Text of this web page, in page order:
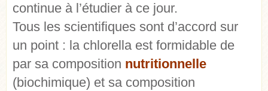
continue à l’étudier à ce jour.
Tous les scientifiques sont d’accord sur
un point : la chlorella est formidable de
par sa composition nutritionnelle
(biochimique) et sa composition